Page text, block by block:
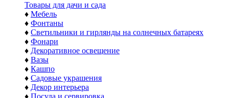
Товары для дачи и сада
♦ Мебель
♦ Фонтаны
♦ Светильники и гирлянды на солнечных батареях
♦ Фонари
♦ Декоративное освещение
♦ Вазы
♦ Кашпо
♦ Садовые украшения
♦ Декор интерьера
♦ Посуда и сервировка